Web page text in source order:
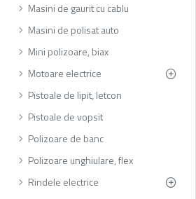
Masini de gaurit cu cablu
Masini de polisat auto
Mini polizoare, biax
Motoare electrice
Pistoale de lipit, letcon
Pistoale de vopsit
Polizoare de banc
Polizoare unghiulare, flex
Rindele electrice